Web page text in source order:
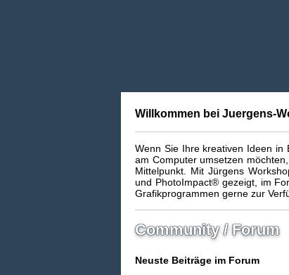
Willkommen bei Juergens-
Wenn Sie Ihre kreativen Ideen in
am Computer umsetzen
Mittelpunkt. Mit Jürgens
und PhotoImpact® gezeigt, im
Grafikprogrammen gerne zur
Community / Forum
Neuste Beiträge im Forum